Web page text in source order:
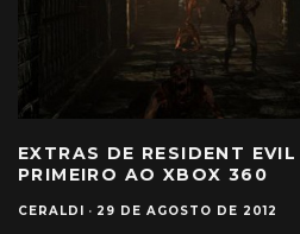
EXTRAS DE RESIDENT
PRIMEIRO AO XBOX 360
CERALDI · 29 DE AGOSTO DE 2012